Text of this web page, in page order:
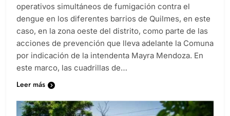
operativos simultáneos de fumigación contra el
dengue en los diferentes barrios de Quilmes, en este
caso, en la zona oeste del distrito, como parte de las
acciones de prevención que lleva adelante la Comuna
por indicación de la intendenta Mayra Mendoza. En
este marco, las cuadrillas de…
Leer más